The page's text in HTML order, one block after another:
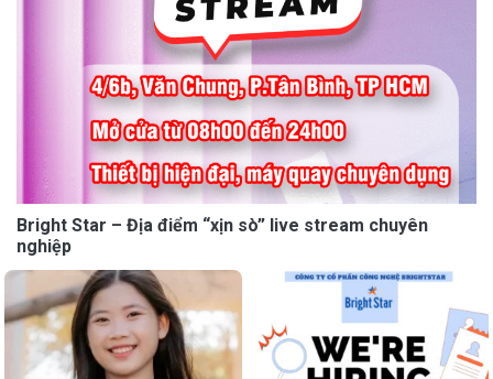
Bright Star – Địa điểm “xịn sò” live stream chuyên
nghiệp